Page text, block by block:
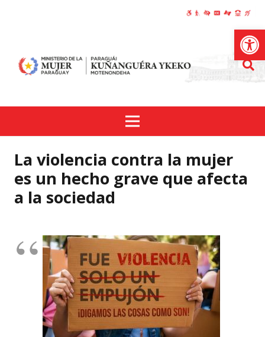
La violencia contra la mujer
es un hecho grave que afecta
a la sociedad